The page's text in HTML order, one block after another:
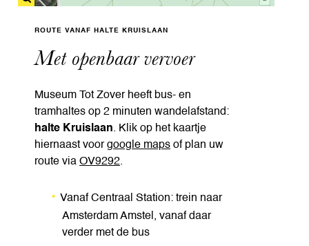
ROUTE VANAF HALTE KRUISLAAN
Met openbaar vervoer
Museum Tot Zover heeft bus- en
tramhaltes op 2 minuten wandelafstand:
halte Kruislaan. Klik op het kaartje
hiernaast voorgoogle maps of plan uw
route via OV9292.
Vanaf Centraal Station: trein naar
Amsterdam Amstel, vanaf daar
verder met de bus